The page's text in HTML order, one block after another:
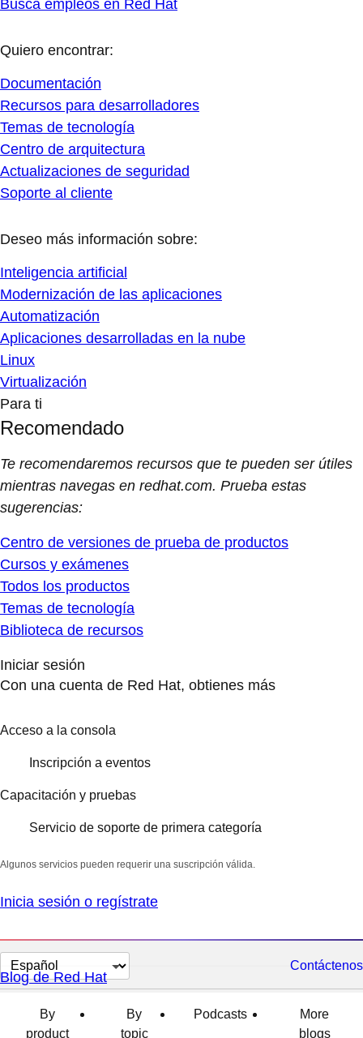
Busca empleos en Red Hat
Quiero encontrar:
Documentación
Recursos para desarrolladores
Temas de tecnología
Centro de arquitectura
Actualizaciones de seguridad
Soporte al cliente
Deseo más información sobre:
Inteligencia artificial
Modernización de las aplicaciones
Automatización
Aplicaciones desarrolladas en la nube
Linux
Virtualización
Para ti
Recomendado
Te recomendaremos recursos que te pueden ser útiles
mientras navegas en redhat.com. Prueba estas
sugerencias:
Centro de versiones de prueba de productos
Cursos y exámenes
Todos los productos
Temas de tecnología
Biblioteca de recursos
Iniciar sesión
Con una cuenta de Red Hat, obtienes más
Acceso a la consola
Inscripción a eventos
Capacitación y pruebas
Servicio de soporte de primera categoría
Algunos servicios pueden requerir una suscripción válida.
Inicia sesión o regístrate
Cambiar
el
idioma
Contáctenos
Blog de Red Hat
By
product
By
topic
Podcasts
More
blogs